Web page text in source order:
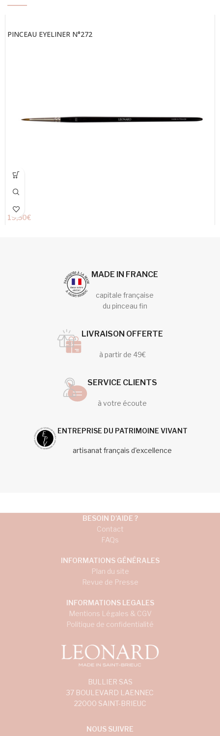
PINCEAU EYELINER N°272
19,50€
MADE IN FRANCE
capitale française
du pinceau fin
LIVRAISON OFFERTE
à partir de 49€
SERVICE CLIENTS
à votre écoute
ENTREPRISE DU PATRIMOINE VIVANT
artisanat français d'excellence
BESOIN D'AIDE ?
Contact
FAQs
INFORMATIONS GÉNÉRALES
Plan du site
Revue de Presse
INFORMATIONS LEGALES
Mentions Légales & CGV
Politique de confidentialité
BULLIER SAS
37 BOULEVARD LAENNEC
22000 SAINT-BRIEUC
NOUS SUIVRE